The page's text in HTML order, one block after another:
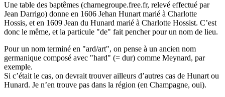
Une table des baptêmes (charnegroupe.free.fr, relevé effectué par
Jean Darrigo) donne en 1606 Jehan Hunart marié à Charlotte
Hossis, et en 1609 Jean du Hunard marié à Charlotte Hossist. C’est
donc le même, et la particule "de" fait pencher pour un nom de lieu.
Pour un nom terminé en "ard/art", on pense à un ancien nom
germanique composé avec "hard" (= dur) comme Meynard, par
exemple.
Si c’était le cas, on devrait trouver ailleurs d’autres cas de Hunart ou
Hunard. Je n’en trouve pas dans la région (en Champagne, oui).